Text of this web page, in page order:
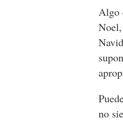
Algo
no